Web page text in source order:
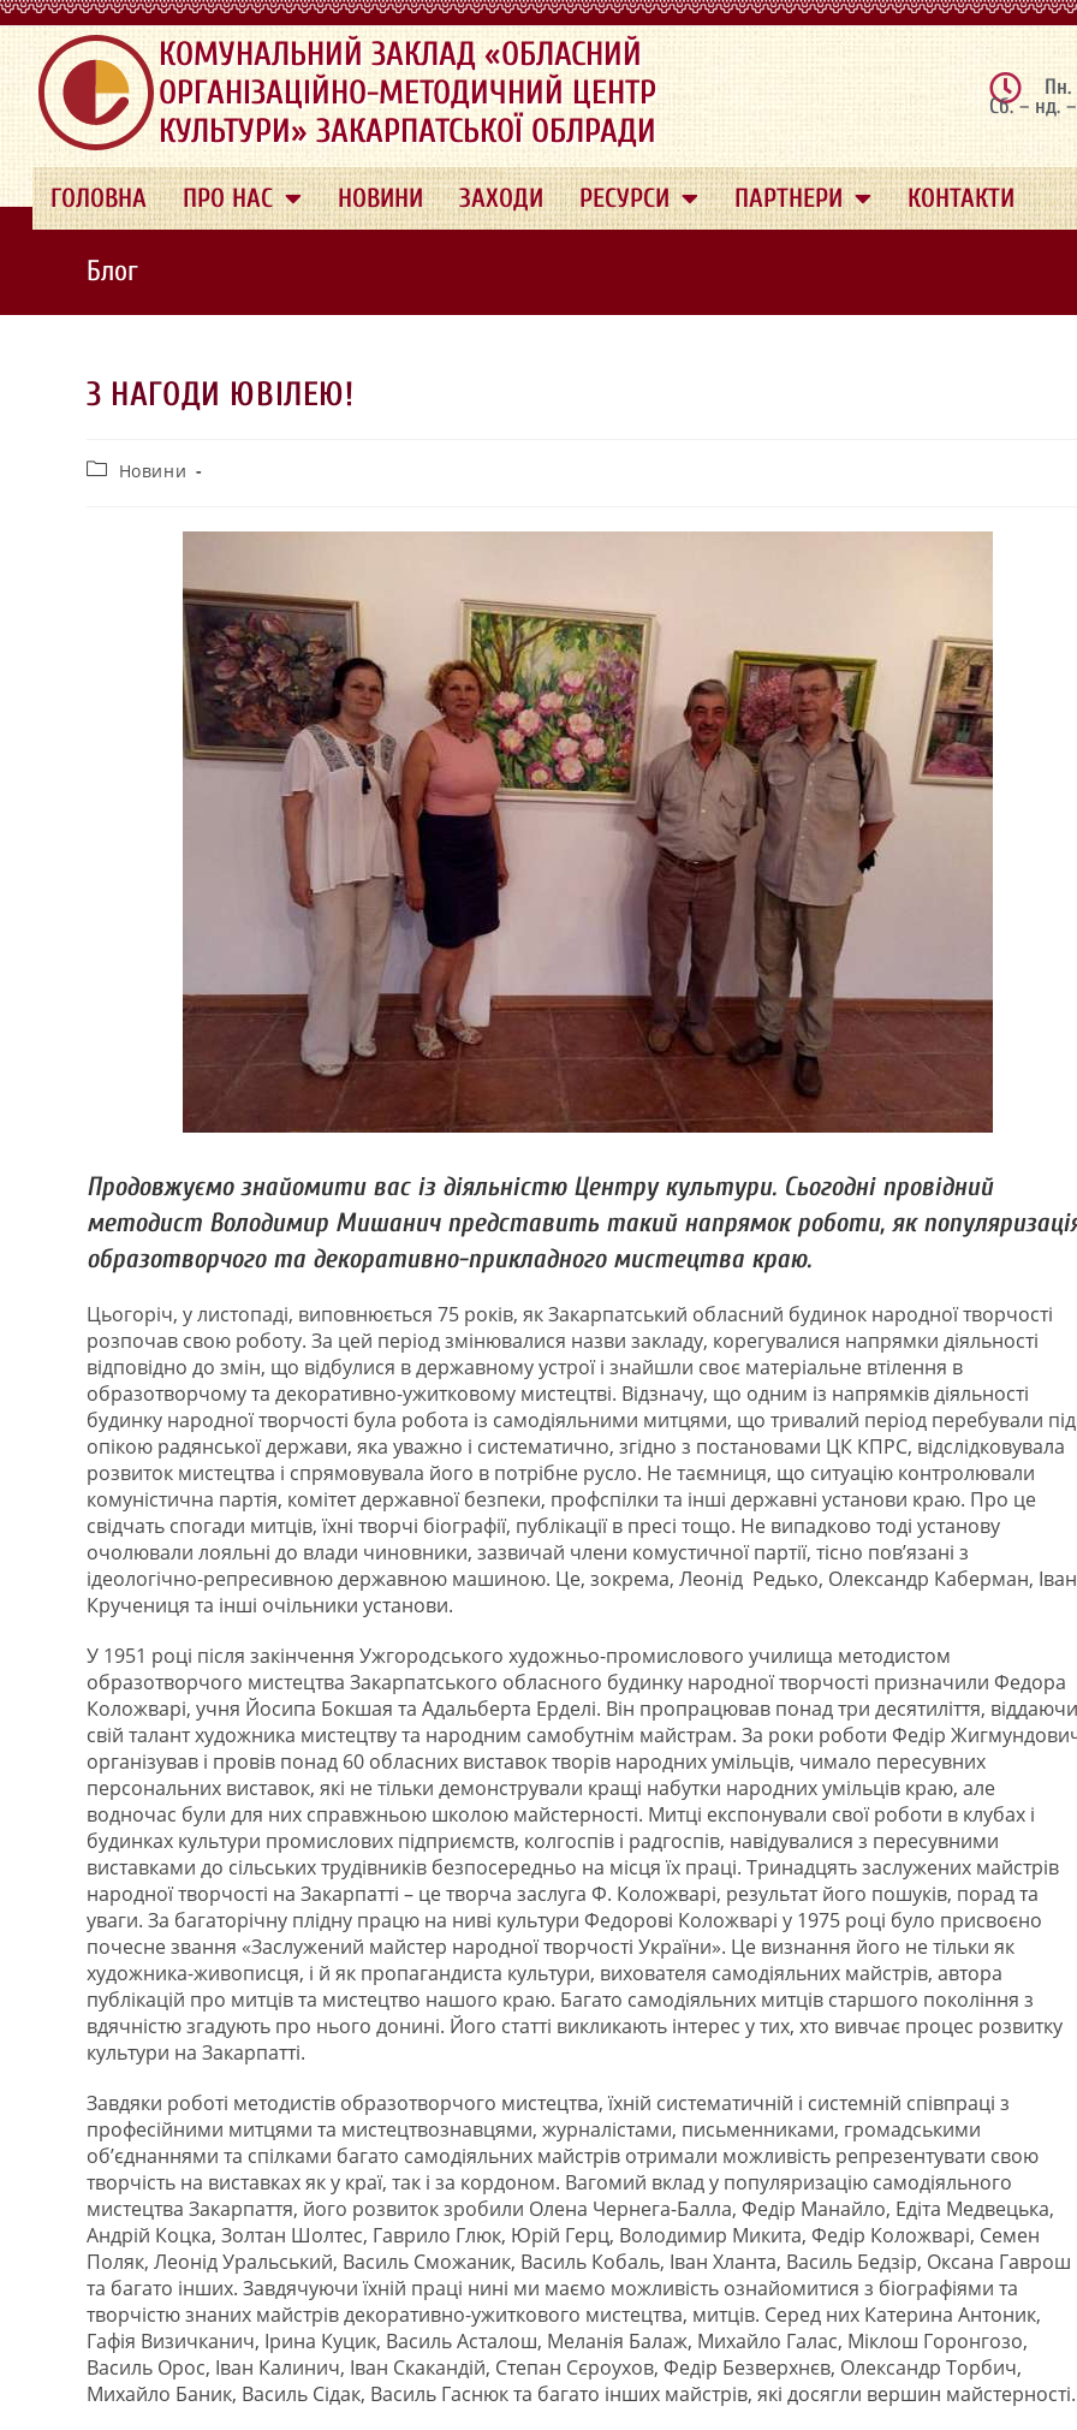
.
КОМУНАЛЬНИЙ ЗАКЛАД «ОБЛАСНИЙ
ОРГАНІЗАЦІЙНО-МЕТОДИЧНИЙ ЦЕНТР
КУЛЬТУРИ» ЗАКАРПАТСЬКОЇ ОБЛРАДИ
Пн.
Сб. – нд. –
ГОЛОВНА ПРО НАС НОВИНИ ЗАХОДИ РЕСУРСИ ПАРТНЕРИ КОНТАКТИ
Блог
З НАГОДИ ЮВІЛЕЮ!
Новини
Продовжуємо знайомити вас із діяльністю Центру культури. Сьогодні провідний
методист Володимир Мишанич представить такий напрямок роботи, як
образотворчого та декоративно-прикладного мистецтва краю.
Цьогоріч, у листопаді, виповнюється 75 років, як Закарпатський обласний будинок народної творчості
розпочав свою роботу. За цей період змінювалися назви закладу, корегувалися напрямки діяльності
відповідно до змін, що відбулися в державному устрої і знайшли своє матеріальне втілення в
образотворчому та декоративно-ужитковому мистецтві. Відзначу, що одним із напрямків діяльності
будинку народної творчості була робота із самодіяльними митцями, що тривалий період перебували під
опікою радянської держави, яка уважно і систематично, згідно з постановами ЦК КПРС, відслідковувала
розвиток мистецтва і спрямовувала його в потрібне русло. Не таємниця, що ситуацію контролювали
комуністична партія, комітет державної безпеки, профспілки та інші державні установи краю. Про це
свідчать спогади митців, їхні творчі біографії, публікації в пресі тощо. Не випадково тоді установу
очолювали лояльні до влади чиновники, зазвичай члени комустичної партії, тісно пов’язані з
ідеологічно-репресивною державною машиною. Це, зокрема, Леонід Редько, Олександр Каберман, Іван
Кручениця та інші очільники установи.
У 1951 році після закінчення Ужгородського художньо-промислового училища методистом
образотворчого мистецтва Закарпатського обласного будинку народної творчості призначили Федора
Коложварі, учня Йосипа Бокшая та Адальберта Ерделі. Він пропрацював понад три десятиліття, віддаючи
свій талант художника мистецтву та народним самобутнім майстрам. За роки роботи Федір
організував і провів понад 60 обласних виставок творів народних умільців, чимало пересувних
персональних виставок, які не тільки демонстрували кращі набутки народних умільців краю, але
водночас були для них справжньою школою майстерності. Митці експонували свої роботи в клубах і
будинках культури промислових підприємств, колгоспів і радгоспів, навідувалися з пересувними
виставками до сільських трудівників безпосередньо на місця їх праці. Тринадцять заслужених майстрів
народної творчості на Закарпатті – це творча заслуга Ф. Коложварі, результат його пошуків, порад та
уваги. За багаторічну плідну працю на ниві культури Федорові Коложварі у 1975 році було присвоєно
почесне звання «Заслужений майстер народної творчості України». Це визнання його не тільки як
художника-живописця, і й як пропагандиста культури, вихователя самодіяльних майстрів, автора
публікацій про митців та мистецтво нашого краю. Багато самодіяльних митців старшого покоління з
вдячністю згадують про нього донині. Його статті викликають інтерес у тих, хто вивчає процес розвитку
культури на Закарпатті.
Завдяки роботі методистів образотворчого мистецтва, їхній систематичній і системній співпраці з
професійними митцями та мистецтвознавцями, журналістами, письменниками, громадськими
об’єднаннями та спілками багато самодіяльних майстрів отримали можливість репрезентувати свою
творчість на виставках як у краї, так і за кордоном. Вагомий вклад у популяризацію самодіяльного
мистецтва Закарпаття, його розвиток зробили Олена Чернега-Балла, Федір Манайло, Едіта Медвецька,
Андрій Коцка, Золтан Шолтес, Гаврило Глюк, Юрій Герц, Володимир Микита, Федір Коложварі, Семен
Поляк, Леонід Уральський, Василь Сможаник, Василь Кобаль, Іван Хланта, Василь Бедзір, Оксана Гаврош
та багато інших. Завдячуючи їхній праці нині ми маємо можливість ознайомитися з біографіями та
творчістю знаних майстрів декоративно-ужиткового мистецтва, митців. Серед них Катерина Антоник,
Гафія Визичканич, Ірина Куцик, Василь Асталош, Меланія Балаж, Михайло Галас, Міклош Горонгозо,
Василь Орос, Іван Калинич, Іван Скакандій, Степан Сєроухов, Федір Безверхнєв, Олександр Торбич,
Михайло Баник, Василь Сідак, Василь Гаснюк та багато інших майстрів, які досягли вершин майстерності.